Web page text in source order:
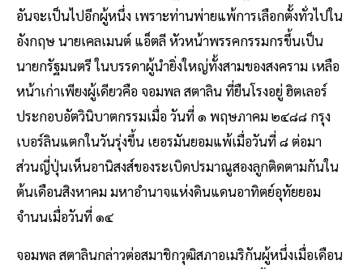
อันจะเป็นไปอีกผู้หนึ่ง เพราะท่านพ่ายแพ้การเลือกตั้งทั่วไปใน
อังกฤษ นายเคลเมนต์ แอ็ตลี หัวหน้าพรรคกรรมกรขึ้นเป็น
นายกรัฐมนตรี ในบรรดาผู้นำยิ่งใหญ่ทั้งสามของสงคราม เหลือ
หน้าเก่าเพียงผู้เดียวคือ จอมพล สตาลิน ที่ยืนโรงอยู่ ฮิตเลอร์
ประกอบอัตวินิบาตกรรมเมื่อ วันที่ ๑ พฤษภาคม ๒๔๘๘ กรุง
เบอร์ลินแตกในวันรุ่งขึ้น เยอรมันยอมแพ้เมื่อวันที่ ๘ ต่อมา
ส่วนญี่ปุ่นเห็นอานิสงส์ของระเบิดปรมาณูสองลูกติดตามกันใน
ต้นเดือนสิงหาคม มหาอำนาจแห่งดินแดนอาทิตย์อุทัยยอม
จำนนเมื่อวันที่ ๑๔
จอมพล สตาลินกล่าวต่อสมาชิกวุฒิสภาอเมริกันผู้หนึ่งเมื่อเดือน